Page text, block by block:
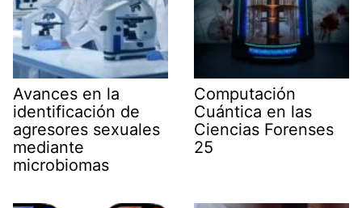
Avances en la
identificación de
agresores sexuales
mediante
microbiomas
Computación
Cuántica en las
Ciencias Forenses
25